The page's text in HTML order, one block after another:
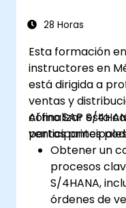
incluyen el
S/4HANA.
28 Horas
Esta formación
instructores en
está dirigida a
ventas y
cómo SAP S/
ventas
Al finalizar esta
participantes
Obtener un
procesos
S/4HANA,
órdenes de